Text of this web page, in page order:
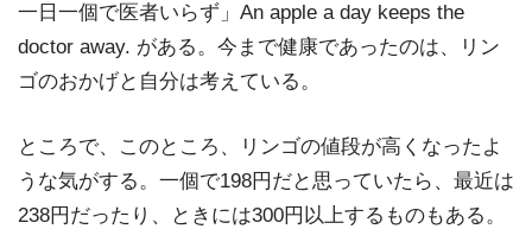
一日一個で医者いらず」An apple a day keeps the
doctor away. がある。今まで健康であったのは、リン
ゴのおかげと自分は考えている。
ところで、このところ、リンゴの値段が高くなったよ
うな気がする。一個で198円だと思っていたら、最近は
238円だったり、ときには300円以上するものもある。